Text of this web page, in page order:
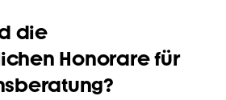
die
Honorare für